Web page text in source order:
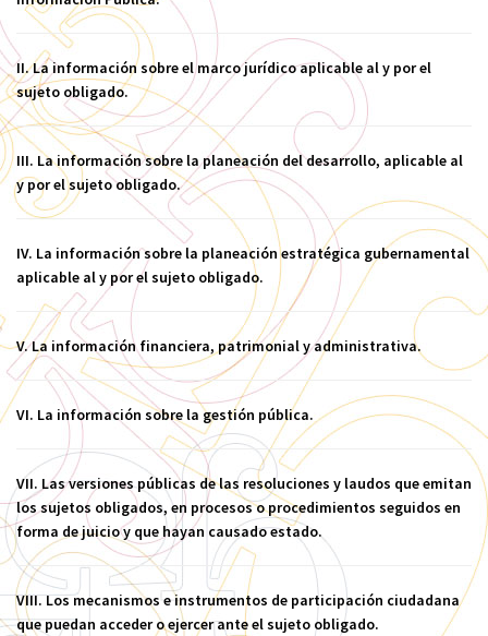
II. La información sobre el marco jurídico aplicable al y por el
sujeto obligado.
III. La información sobre la planeación del desarrollo, aplicable al
y por el sujeto obligado.
IV. La información sobre la planeación estratégica gubernamental
aplicable al y por el sujeto obligado.
V. La información financiera, patrimonial y administrativa.
VI. La información sobre la gestión pública.
VII. Las versiones públicas de las resoluciones y laudos que emitan
los sujetos obligados, en procesos o procedimientos seguidos en
forma de juicio y que hayan causado estado.
VIII. Los mecanismos e instrumentos de participación ciudadana
que puedan acceder o ejercer ante el sujeto obligado.